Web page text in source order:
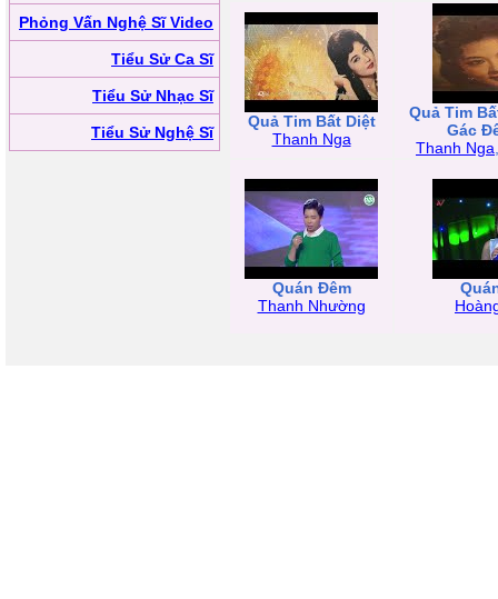
Phỏng Vấn Nghệ Sĩ Video
Tiểu Sử Ca Sĩ
Tiểu Sử Nhạc Sĩ
Tiểu Sử Nghệ Sĩ
Quả Tim Bất Diệt
Thanh Nga
Quả Tim
Gác
Thanh Nga
Quán Đêm
Thanh Nhường